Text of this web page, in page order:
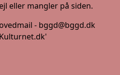
eller mangler på siden.
- bggd@bggd.dk